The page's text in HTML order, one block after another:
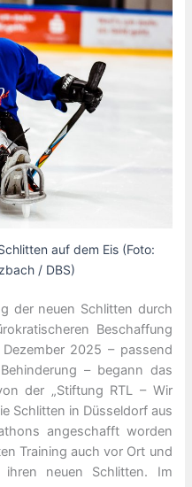
auf dem Eis (Foto:
/ DBS)
der neuen Schlitten durch
Beschaffung
2025 – passend
– begann das
der „Stiftung RTL – Wir
Schlitten in Düsseldorf aus
angeschafft worden
Training auch vor Ort und
neuen Schlitten. Im